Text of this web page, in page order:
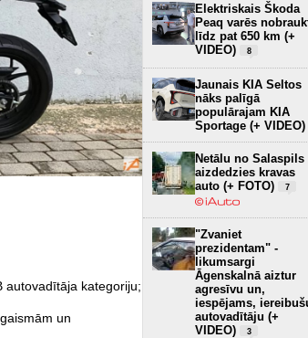
autovadītāja kategoriju;
un
Elektriskais Škoda
Peaq varēs
līdz pat 650 km (+
VIDEO)
8
Jaunais KIA Seltos
nāks palīgā
populārajam KIA
Sportage (+ VIDEO)
Netālu no Salaspils
aizdedzies kravas
auto (+ FOTO)
7
"Zvaniet
prezidentam" -
likumsargi
Āgenskalnā aiztur
agresīvu un,
iespējams,
autovadītāju (+
VIDEO)
3